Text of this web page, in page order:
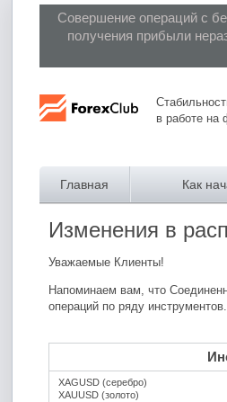
Совершение операций с
получения прибыли
Forex Club
в работе на
Главная Как
Изменения в
Уважаемые Клиенты!
Напоминаем вам, что
операций по ряду инструментов.
XAGUSD (серебро)
XAUUSD (золото)